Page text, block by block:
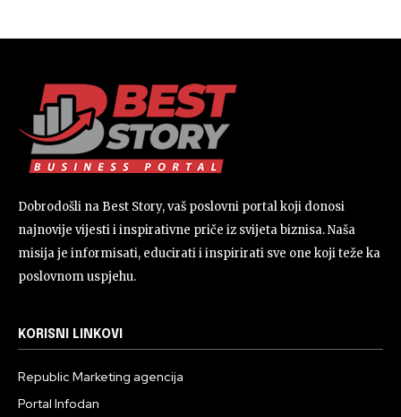
Dobrodošli na Best Story, vaš poslovni portal koji donosi
najnovije vijesti i inspirativne priče iz svijeta biznisa. Naša
misija je informisati, educirati i inspirirati sve one koji teže ka
poslovnom uspjehu.
KORISNI LINKOVI
Republic Marketing agencija
Portal Infodan